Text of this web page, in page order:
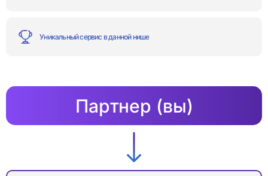
Уникальный сервис в данной нише
Партнер (вы)